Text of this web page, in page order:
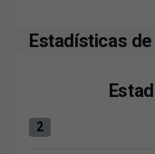
Estadísticas
Ocasiones
2